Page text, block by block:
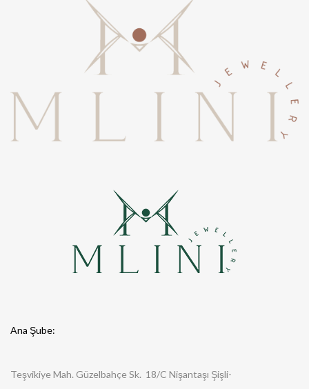
Ana Şube:
Teşvikiye Mah. Güzelbahçe Sk. 18/C Nişantaşı Şişli-